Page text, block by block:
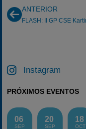
ANTERIOR
Instagram
PRÓXIMOS EVENTOS
06
SEP
20
SEP
18
OCT